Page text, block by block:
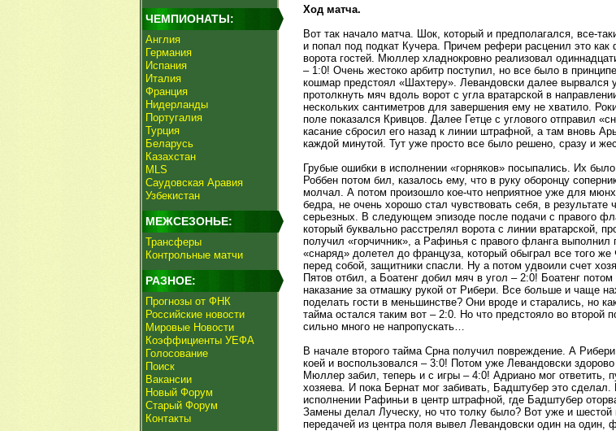
ЧЕМПИОНАТЫ:
Англия
Германия
Испания
Италия
Франция
Нидерланды
Португалия
Турция
Беларусь
Казахстан
MLS
Саудовская Аравия
Узбекистан
МЕЖСЕЗОНЬЕ:
Трансферы
Контрольные матчи
РАЗНОЕ:
Прогнозы от ФНК
Российские новости
Мировые Новости
Коэффициенты УЕФА
Голосование
Поиск
Вакансии
Новый Форум
Старый Форум
Контакты
Ход матча.
Вот так начало матча. Шок, который и предполагался, все-
и попал под подкат Кучера. Причем рефери расценил это
ворота гостей. Мюллер хладнокровно реализовал
– 1:0! Очень жестоко арбитр поступил, но все было в
кошмар предстоял «Шахтеру». Левандовски далее
протолкнуть мяч вдоль ворот с угла вратарской в
нескольких сантиметров для завершения ему не хватило.
поле показался Кривцов. Далее Гетце с углового отправил
касание сбросил его назад к линии штрафной, а там вновь
каждой минутой. Тут уже просто все было решено, сразу и
Грубые ошибки в исполнении «горняков» посыпались. Их
Роббен потом бил, казалось ему, что в руку оборонцу
молчал. А потом произошло кое-что неприятное уже для
бедра, не очень хорошо стал чувствовать себя, в
серьезных. В следующем эпизоде после подачи с правого
который буквально расстрелял ворота с линии вратарской,
получил «горчичник», а Рафинья с правого фланга
«снаряд» долетел до француза, который обыграл все того
перед собой, защитники спасли. Ну а потом удвоили счет
Пятов отбил, а Боатенг добил мяч в угол – 2:0! Боатенг
наказание за отмашку рукой от Рибери. Все больше и чаще
поделать гости в меньшинстве? Они вроде и старались, но
тайма остался таким вот – 2:0. Но что предстояло во второй
сильно много не напропускать…
В начале второго тайма Срна получил повреждение. А
коей и воспользовался – 3:0! Потом уже Левандовски
Мюллер забил, теперь и с игры – 4:0! Адриано мог ответить,
хозяева. И пока Бернат мог забивать, Бадштубер это
исполнении Рафиньи в центр штрафной, где Бадштубер
Замены делал Луческу, но что толку было? Вот уже и
передачей из центра поля вывел Левандовски один на